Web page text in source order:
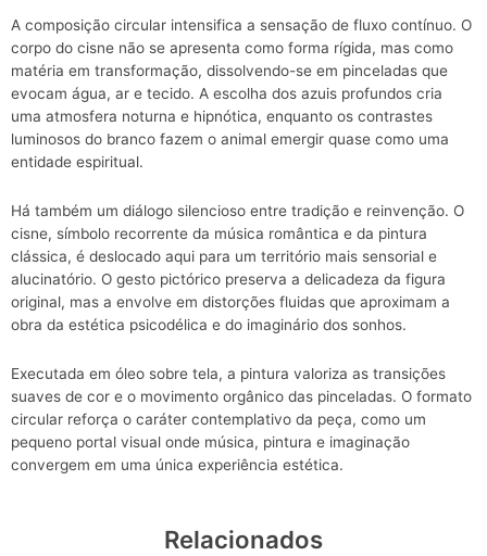
A composição circular intensifica a sensação de fluxo contínuo. O
corpo do cisne não se apresenta como forma rígida, mas como
matéria em transformação, dissolvendo-se em pinceladas que
evocam água, ar e tecido. A escolha dos azuis profundos cria
uma atmosfera noturna e hipnótica, enquanto os contrastes
luminosos do branco fazem o animal emergir quase como uma
entidade espiritual.
Há também um diálogo silencioso entre tradição e reinvenção. O
cisne, símbolo recorrente da música romântica e da pintura
clássica, é deslocado aqui para um território mais sensorial e
alucinatório. O gesto pictórico preserva a delicadeza da figura
original, mas a envolve em distorções fluidas que aproximam a
obra da estética psicodélica e do imaginário dos sonhos.
Executada em óleo sobre tela, a pintura valoriza as transições
suaves de cor e o movimento orgânico das pinceladas. O formato
circular reforça o caráter contemplativo da peça, como um
pequeno portal visual onde música, pintura e imaginação
convergem em uma única experiência estética.
Relacionados